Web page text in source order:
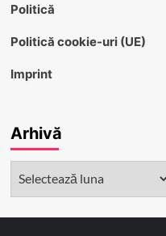
Politică
Politică cookie-uri (UE)
Imprint
Arhivă